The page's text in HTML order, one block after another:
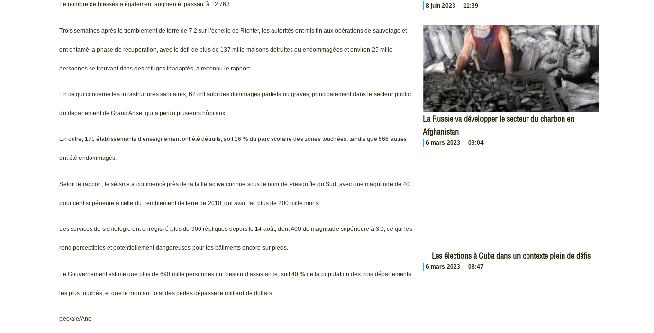
Le nombre de blessés a également augmenté, passant à 12 763.
Trois semaines après le tremblement de terre de 7,2 sur l’échelle de Richter, les autorités ont mis fin aux opérations de sauvetage et
ont entamé la phase de récupération, avec le défi de plus de 137 mille maisons détruites ou endommagées et environ 25 mille
personnes se trouvant dans des refuges inadaptés, a reconnu le rapport.
En ce qui concerne les infrastructures sanitaires, 62 ont subi des dommages partiels ou graves, principalement dans le secteur public
du département de Grand Anse, qui a perdu plusieurs hôpitaux.
En outre, 171 établissements d’enseignement ont été détruits, soit 16 % du parc scolaire des zones touchées, tandis que 566 autres
ont été endommagés.
Selon le rapport, le séisme a commencé près de la faille active connue sous le nom de Presqu’île du Sud, avec une magnitude de 40
pour cent supérieure à celle du tremblement de terre de 2010, qui avait fait plus de 200 mille morts.
Les services de sismologie ont enregistré plus de 900 répliques depuis le 14 août, dont 400 de magnitude supérieure à 3,0, ce qui les
rend perceptibles et potentiellement dangereuses pour les bâtiments encore sur pieds.
Le Gouvernement estime que plus de 690 mille personnes ont besoin d’assistance, soit 40 % de la population des trois départements
les plus touchés, et que le montant total des pertes dépasse le milliard de dollars.
peo/ale/Ane
8 juin 2023 11:39
La Russie va développer le secteur du charbon en
Afghanistan
6 mars 2023 09:04
Les élections à Cuba dans un contexte plein de défis
6 mars 2023 08:47